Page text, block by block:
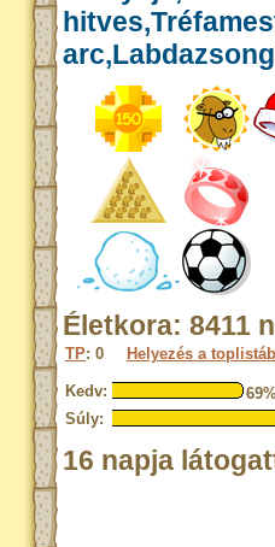
Életkora: 8411
TP: 0 Helyezés a
Kedv:
Súly:
16 napja